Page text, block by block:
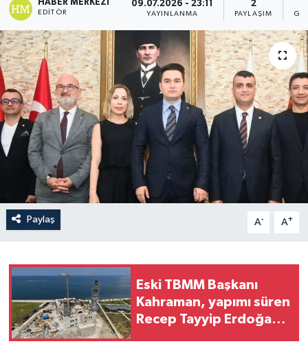
HABER MERKEZI
EDITÖR
09.07.2026 - 23:11
YAYINLANMA
2
PAYLAŞIM
Paylaş A- A+
Eski TBMM Başkanı
Kahraman, yapımı süren
Recep Tayyip Erdoğan